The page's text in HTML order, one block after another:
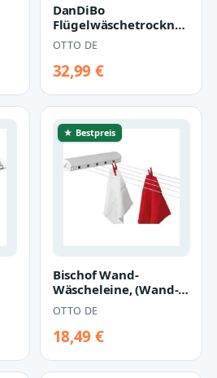
DanDiBo
Flügelwäschetrockner
Wäscheständer
Wäschetrockner
Standtrockne…
OTTO DE
32,99 €
★ Bestpreis
Bischof Wand-
Wäscheleine, (Wand-
zu-Wand-
Wäschetrockner)
OTTO DE
18,49 €